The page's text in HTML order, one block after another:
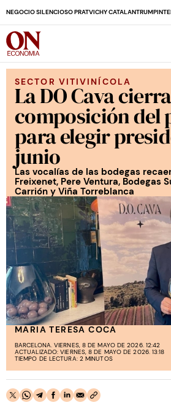
NEGOCIO SILENCIOSO PRATVICHY CATALANTRUMP
SECTOR VITIVINÍCOLA
La DO Cava
composición del
para elegir
junio
Las vocalías de las bodegas
Freixenet, Pere Ventura, Bodegas
Carrión y Viña Torreblanca
MARIA TERESA COCA
BARCELONA. VIERNES, 8 DE MAYO DE 2026. 12:42
ACTUALIZADO: VIERNES, 8 DE MAYO DE 2026. 13:18
TIEMPO DE LECTURA: 2 MINUTOS